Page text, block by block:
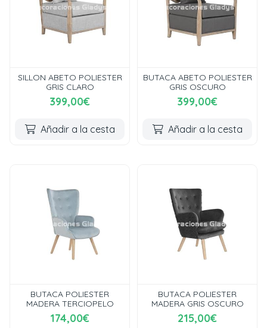
SILLON ABETO POLIESTER
GRIS CLARO
399,00€
Añadir a la cesta
BUTACA ABETO POLIESTER
GRIS OSCURO
399,00€
Añadir a la cesta
BUTACA POLIESTER
MADERA TERCIOPELO
174,00€
BUTACA POLIESTER
MADERA GRIS OSCURO
215,00€